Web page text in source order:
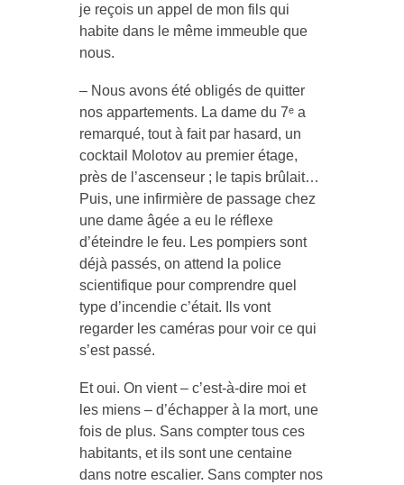
je reçois un appel de mon fils qui
habite dans le même immeuble que
nous.
– Nous avons été obligés de quitter
nos appartements. La dame du 7ᵉ a
remarqué, tout à fait par hasard, un
cocktail Molotov au premier étage,
près de l’ascenseur ; le tapis brûlait…
Puis, une infirmière de passage chez
une dame âgée a eu le réflexe
d’éteindre le feu. Les pompiers sont
déjà passés, on attend la police
scientifique pour comprendre quel
type d’incendie c’était. Ils vont
regarder les caméras pour voir ce qui
s’est passé.
Et oui. On vient – c’est-à-dire moi et
les miens – d’échapper à la mort, une
fois de plus. Sans compter tous ces
habitants, et ils sont une centaine
dans notre escalier. Sans compter nos